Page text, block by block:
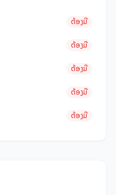
ຕ້ອງມີ
ຕ້ອງມີ
ຕ້ອງມີ
ຕ້ອງມີ
ຕ້ອງມີ